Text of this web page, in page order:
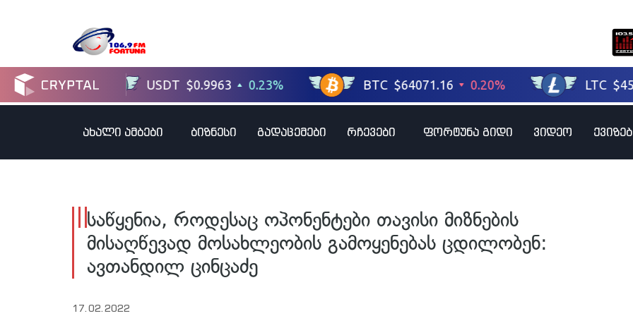
ახალი ამბები ბიზნესი გადაცემები რჩევები ფორტუნა გიდი ვიდეო
საწყენია, როდესაც ოპონენტები თავისი მიზნების
მისაღწევად მოსახლეობის გამოყენებას ცდილობენ:
ავთანდილ ცინცაძე
17.02.2022